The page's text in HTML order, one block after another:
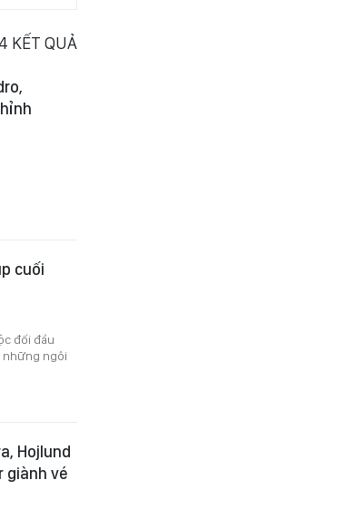
KẾT QUẢ
cuối
đối đầu
những ngôi
Hojlund
giành vé